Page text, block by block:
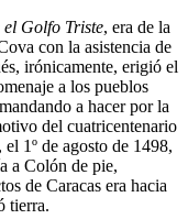
el Golfo Triste, era de la
con la asistencia de
irónicamente, erigió el
a los pueblos
a hacer por la
del cuatricentenario
1º de agosto de 1498,
a Colón de pie,
de Caracas era hacia
tierra.